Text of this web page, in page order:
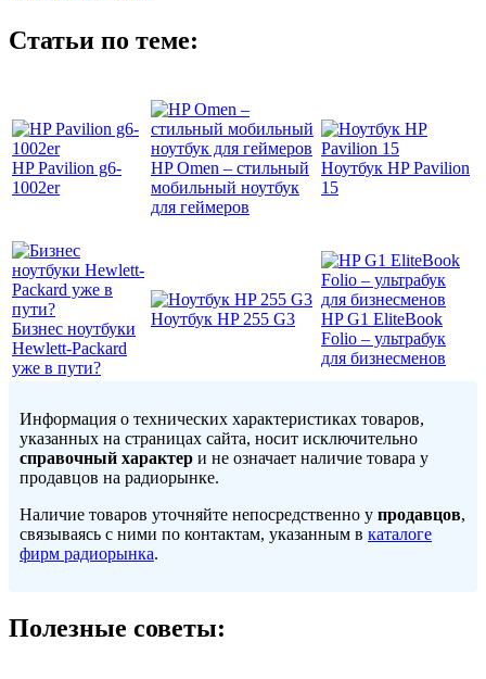
Статьи по теме:
HP Pavilion g6-
1002er
HP Omen – стильный
мобильный ноутбук
для геймеров
Ноутбук HP Pavilion
15
Бизнес ноутбуки
Hewlett-Packard
уже в пути?
Ноутбук HP 255 G3
HP G1 EliteBook
Folio – ультрабук
для бизнесменов
Информация о технических характеристиках товаров,
указанных на страницах сайта, носит исключительно
справочный характер и не означает наличие товара у
продавцов на радиорынке.
Наличие товаров уточняйте непосредственно у продавцов,
связываясь с ними по контактам, указанным в каталоге
фирм радиорынка.
Полезные советы: